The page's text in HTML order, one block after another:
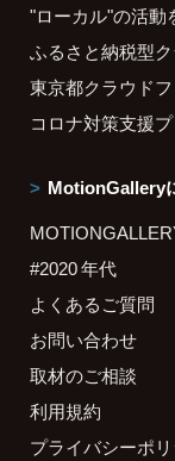
"ローカル"の活動
ふるさと納税型
東京都クラウド
コロナ対策支援
MotionGallery
#2020 年代
よくあるご質問
お問い合わせ
取材のご相談
利用規約
プライバシーポ